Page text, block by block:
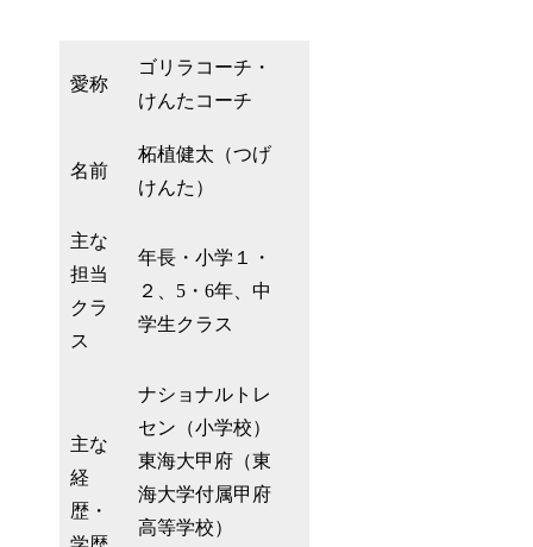
愛称
ゴリラコーチ・
けんたコーチ
名前
柘植健太（つげ
けんた）
主な
担当
クラ
ス
年長・小学１・
２、5・6年、中
学生クラス
主な
経
歴・
ナショナルトレ
セン （小学校）
東海大甲府（東
海大学付属甲府
高等学校）